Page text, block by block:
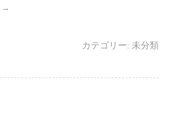
→
カテゴリー: 未分類